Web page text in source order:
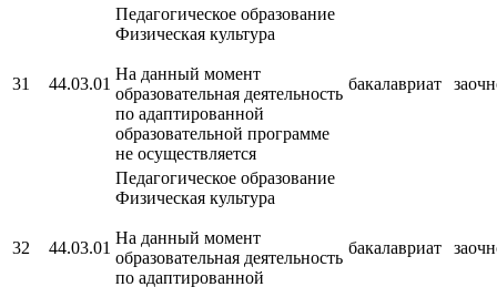
31 44.03.01
Педагогическое образование
Физическая культура
На данный момент
образовательная деятельность
по адаптированной
образовательной программе
не осуществляется
бакалавриат
32 44.03.01
Педагогическое образование
Физическая культура
На данный момент
образовательная деятельность
по адаптированной
бакалавриат